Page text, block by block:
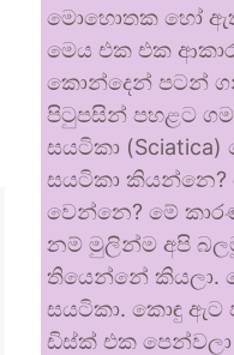
මොහොතක හෝ
මෙය එක එක
කොන්දෙන් පටන්
පිටුපසින් පහළට
සයටිකා
සයටිකා
වෙන්නෙ? මේ
නම් මුලින්ම අපි
තියෙන්නේ කියලා.
සයටිකා. කොඳු ඇට
ඩිස්ක් එක පෙන්වලා